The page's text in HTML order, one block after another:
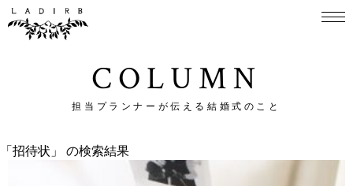
COLUMN
担当プランナーが伝える結婚式のこと
「招待状」 の検索結果